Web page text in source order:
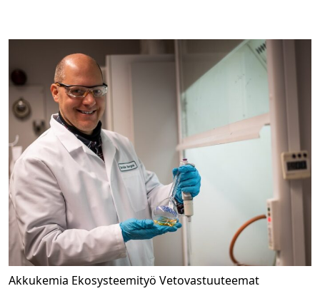
Akkukemia Ekosysteemityö Vetovastuuteemat